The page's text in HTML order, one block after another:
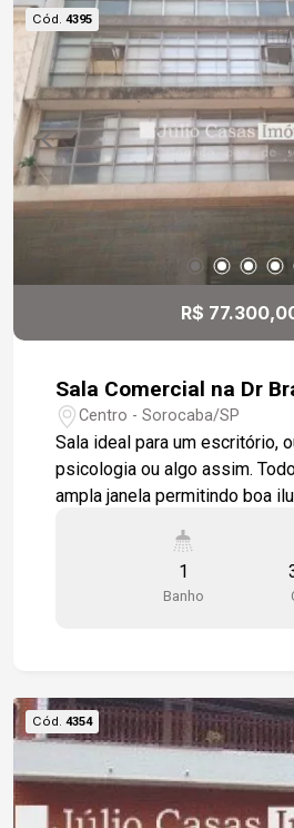
Cód. 4395
R$
Sala Comercial na Dr
Centro - Sorocaba/SP
Sala ideal para um escritório,
psicologia ou algo assim.
ampla janela permitindo boa
1
Banho
Cód. 4354